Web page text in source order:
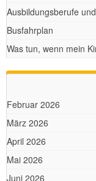
Ausbildungsberufe
Busfahrplan
Was tun, wenn mein
Februar 2026
März 2026
April 2026
Mai 2026
Juni 2026